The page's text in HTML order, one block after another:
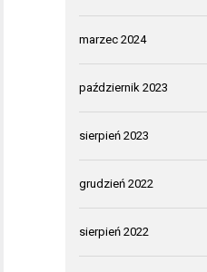
marzec 2024
październik 2023
sierpień 2023
grudzień 2022
sierpień 2022